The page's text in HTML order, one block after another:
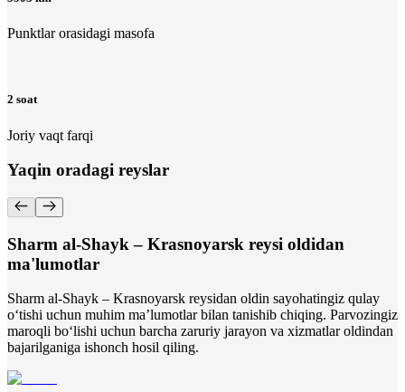
Punktlar orasidagi masofa
2 soat
Joriy vaqt farqi
Yaqin oradagi reyslar
Sharm al-Shayk – Krasnoyarsk reysi oldidan
ma'lumotlar
Sharm al-Shayk – Krasnoyarsk reysidan oldin sayohatingiz qulay
o‘tishi uchun muhim ma’lumotlar bilan tanishib chiqing. Parvozingiz
maroqli bo‘lishi uchun barcha zaruriy jarayon va xizmatlar oldindan
bajarilganiga ishonch hosil qiling.